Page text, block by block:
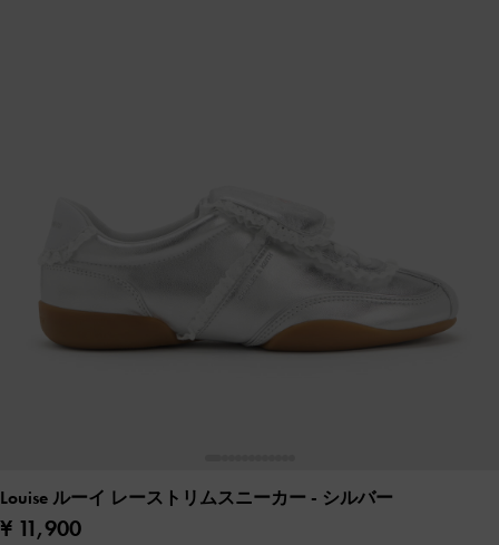
Louise ルーイ レーストリムスニーカー - シルバー
¥ 11,900